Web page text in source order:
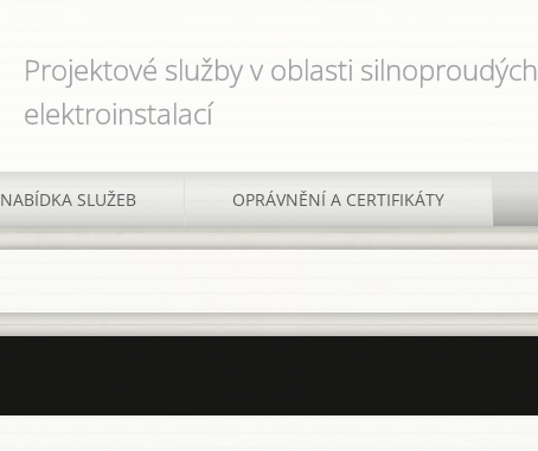
Projektové služby v oblasti silnoproudých
elektroinstalací
NABÍDKA SLUŽEB OPRÁVNĚNÍ A CERTIFIKÁTY